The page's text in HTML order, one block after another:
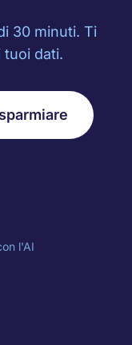
30 minuti. Ti
tuoi dati.
l'AI